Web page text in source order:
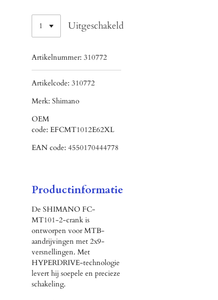
Uitgeschakeld
Artikelnummer: 310772
Artikelcode: 310772
Merk: Shimano
OEM
code: EFCMT1012E62XL
EAN code: 4550170444778
Productinformatie
De SHIMANO FC-
MT101-2-crank is
ontworpen voor MTB-
aandrijvingen met 2x9-
versnellingen. Met
HYPERDRIVE-technologie
levert hij soepele en precieze
schakeling.